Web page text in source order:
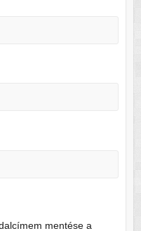
mentése a